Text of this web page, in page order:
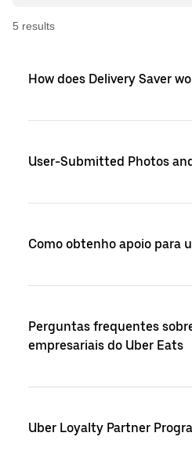
5 results
How does Delivery Saver
User-Submitted Photos
Como obtenho apoio para
Perguntas frequentes
empresariais do Uber Eats
Uber Loyalty Partner